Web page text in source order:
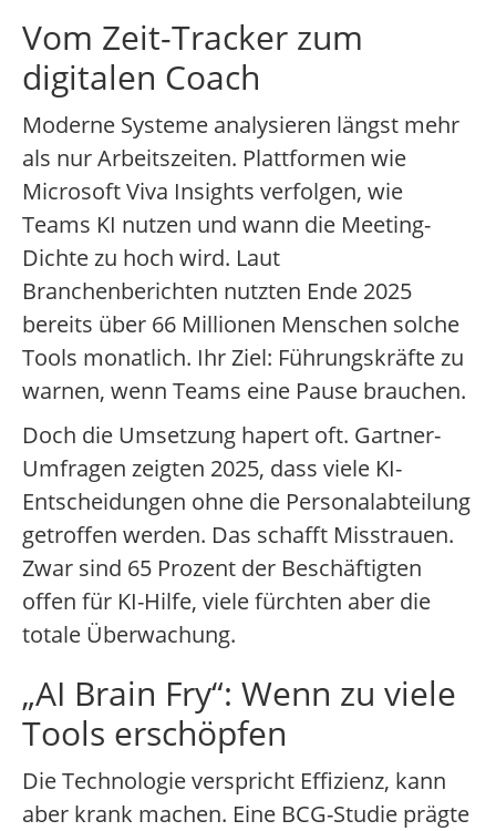
Vom Zeit-Tracker zum
digitalen Coach
Moderne Systeme analysieren längst mehr
als nur Arbeitszeiten. Plattformen wie
Microsoft Viva Insights verfolgen, wie
Teams KI nutzen und wann die Meeting-
Dichte zu hoch wird. Laut
Branchenberichten nutzten Ende 2025
bereits über 66 Millionen Menschen solche
Tools monatlich. Ihr Ziel: Führungskräfte zu
warnen, wenn Teams eine Pause brauchen.
Doch die Umsetzung hapert oft. Gartner-
Umfragen zeigten 2025, dass viele KI-
Entscheidungen ohne die Personalabteilung
getroffen werden. Das schafft Misstrauen.
Zwar sind 65 Prozent der Beschäftigten
offen für KI-Hilfe, viele fürchten aber die
totale Überwachung.
„AI Brain Fry“: Wenn zu viele
Tools erschöpfen
Die Technologie verspricht Effizienz, kann
aber krank machen. Eine BCG-Studie prägte